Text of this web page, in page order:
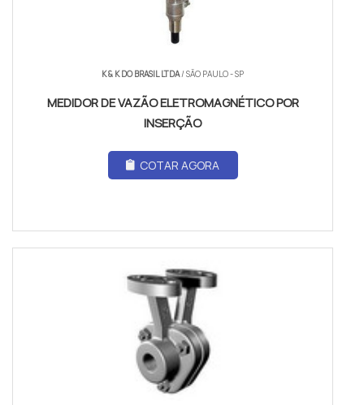
K & K DO BRASIL LTDA/ SÃO PAULO - SP
MEDIDOR DE VAZÃO ELETROMAGNÉTICO POR
INSERÇÃO
COTAR AGORA